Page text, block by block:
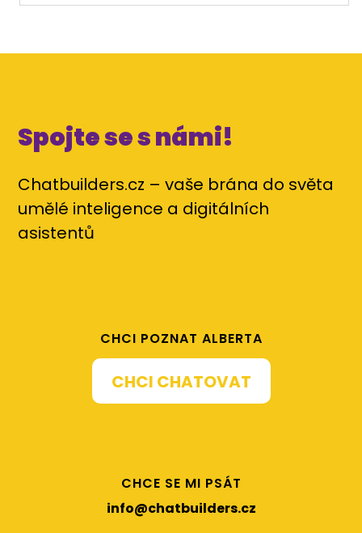
Spojte se s námi!
Chatbuilders.cz – vaše brána do světa
umělé inteligence a digitálních
asistentů
CHCI POZNAT ALBERTA
CHCI CHATOVAT
CHCE SE MI PSÁT
info@chatbuilders.cz